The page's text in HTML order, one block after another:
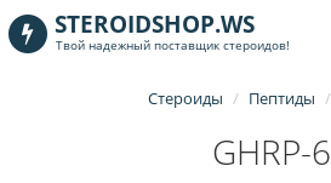
STEROIDSHOP.WS
Твой надежный поставщик стероидов!
Стероиды Пептиды
GHRP-6